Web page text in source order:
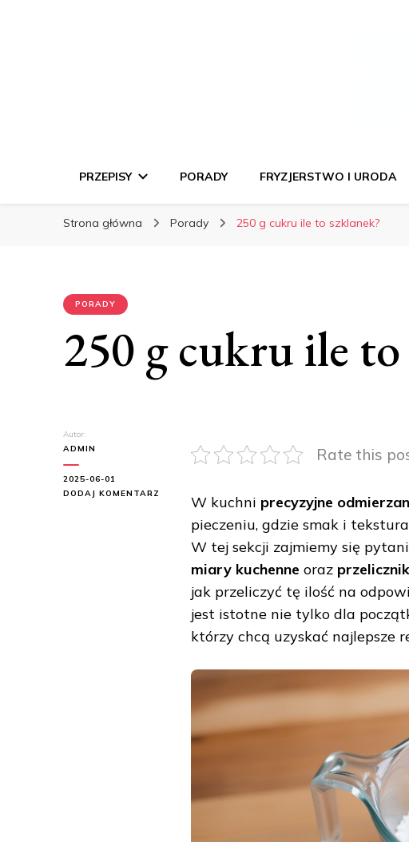
Gotuj Fantazją –
PRZEPISY PORADY FRYZJERSTWO I URODA
Strona główna Porady 250 g cukru ile to szklanek?
PORADY
250 g cukru ile to
Autor:
ADMIN
2025-06-01
DODAJ KOMENTARZ
CUKRU
Rate this
W kuchni precyzyjne
pieczeniu, gdzie smak i
W tej sekcji zajmiemy się
miary kuchenne oraz
jak przeliczyć tę ilość na
jest istotne nie tylko dla
którzy chcą uzyskać najlepsze